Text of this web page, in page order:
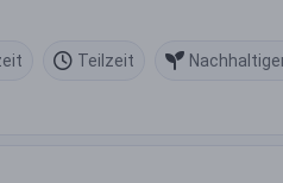
Teilzeit